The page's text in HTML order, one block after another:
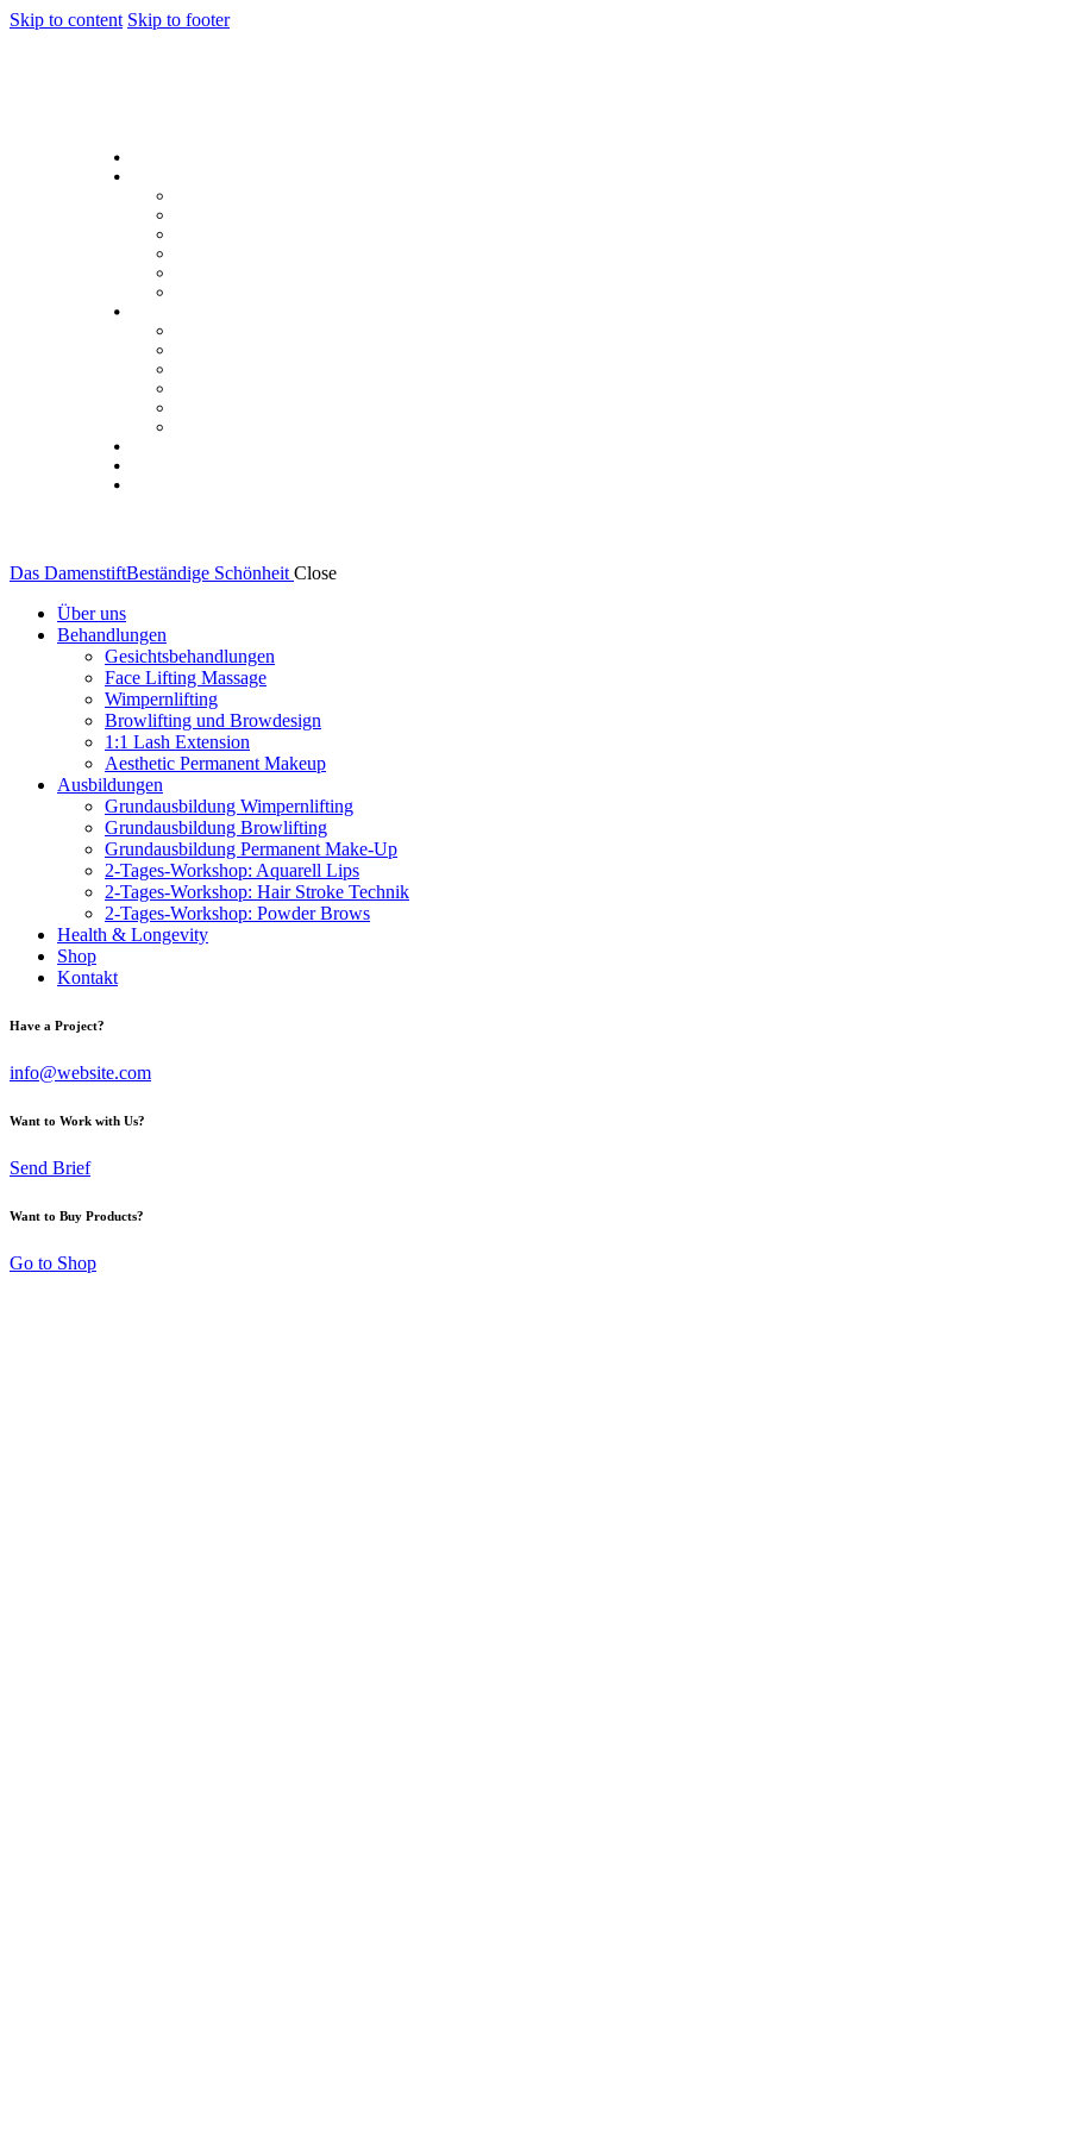
Skip to content Skip to footer
Das DamenstiftBeständige Schönheit Close
Über uns
Behandlungen
Gesichtsbehandlungen
Face Lifting Massage
Wimpernlifting
Browlifting und Browdesign
1:1 Lash Extension
Aesthetic Permanent Makeup
Ausbildungen
Grundausbildung Wimpernlifting
Grundausbildung Browlifting
Grundausbildung Permanent Make-Up
2-Tages-Workshop: Aquarell Lips
2-Tages-Workshop: Hair Stroke Technik
2-Tages-Workshop: Powder Brows
Health & Longevity
Shop
Kontakt
Have a Project?
info@website.com
Want to Work with Us?
Send Brief
Want to Buy Products?
Go to Shop